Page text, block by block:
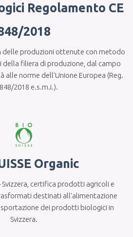
Regolamento CE
2018
delle produzioni ottenute con metodo
filiera di produzione, dal campo
alle norme dell’Unione Europea (Reg.
848/2018 e.s.m.i.).
Organic
Svizzera, certifica prodotti agricoli e
destinati all’alimentazione
dei prodotti biologici in
Svizzera.